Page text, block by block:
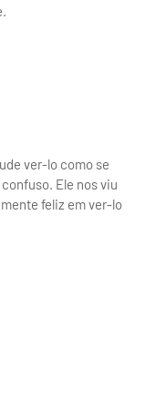
ver-lo como se
Ele nos viu
feliz em ver-lo